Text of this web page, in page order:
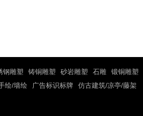
钢雕塑 铸铜雕塑 砂岩雕塑 石雕 锻铜雕塑
绘/墙绘 广告标识标牌 仿古建筑/凉亭/藤架